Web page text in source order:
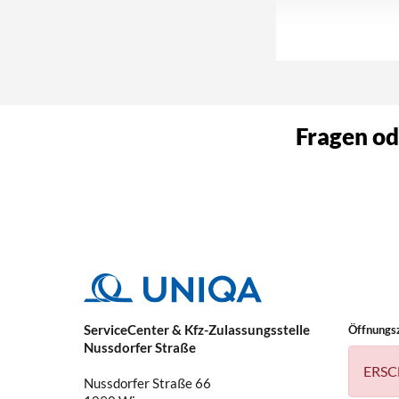
Welche KFZ-
Fragen
ServiceCenter & Kfz-Zulassungsstelle
Nussdorfer Straße
Nussdorfer Straße 66